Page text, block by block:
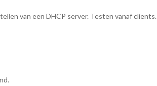
van een DHCP server. Testen vanaf clients.